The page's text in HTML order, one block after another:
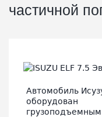
частичной
Автомобиль
оборудован
грузоподъемным